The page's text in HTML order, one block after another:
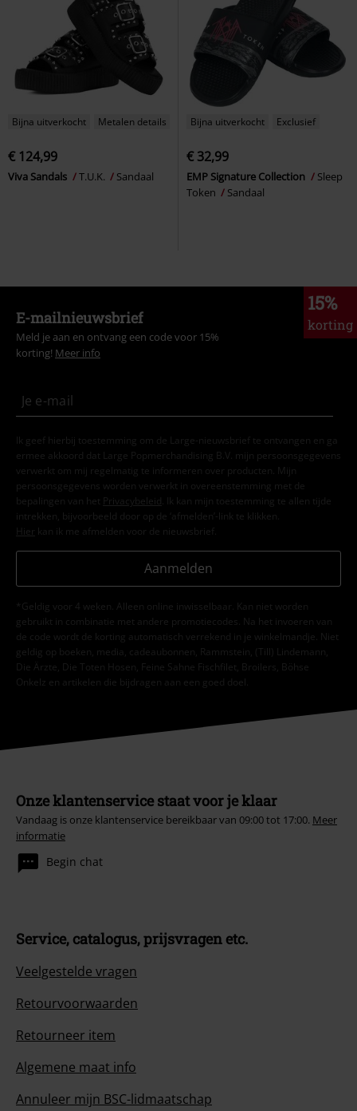
Bijna uitverkocht Metalen details
€ 124,99
Viva Sandals T.U.K. Sandaal
Bijna uitverkocht Exclusief
€ 32,99
EMP Signature Collection
Sleep
Token
Sandaal
15%
korting
E-mailnieuwsbrief
Meld je aan en ontvang een code voor 15%
korting! Meer info
Ik geef hierbij toestemming om de Large-nieuwsbrief te ontvangen en ga
ermee akkoord dat Large Popmerchandising B.V. mijn persoonsgegevens
verwerkt om mij regelmatig te informeren over producten. Mijn
persoonsgegevens worden verwerkt in overeenstemming met de
bepalingen van het
Privacybeleid . Ik kan mijn toestemming te allen tijde
intrekken, bijvoorbeeld door op de ‘afmelden’-link te klikken.
Hier kan ik me afmelden voor de nieuwsbrief.
Aanmelden
*Geldig voor 4 weken. Alleen online inwisselbaar. Kan niet worden
gebruikt in combinatie met andere promotiecodes. Na het invoeren van
de code wordt de korting automatisch verrekend in je winkelmandje. Niet
geldig op boeken, media, cadeaubonnen, Rammstein, (Till) Lindemann,
Die Ärzte, Die Toten Hosen, Feine Sahne Fischfilet, Broilers, Böhse
Onkelz en artikelen die bijdragen aan een goed doel.
Onze klantenservice staat voor je klaar
Vandaag is onze klantenservice bereikbaar van 09:00 tot 17:00. Meer
informatie
Begin chat
Service, catalogus, prijsvragen etc.
Veelgestelde vragen
Retourvoorwaarden
Retourneer item
Algemene maat info
Annuleer mijn BSC-lidmaatschap